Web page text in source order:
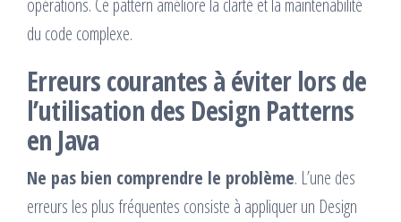
opérations. Ce pattern améliore la clarté et la maintenabilité
du code complexe.
Erreurs courantes à éviter lors de
l’utilisation des Design Patterns
en Java
Ne pas bien comprendre le problème. L’une des
erreurs les plus fréquentes consiste à appliquer un Design